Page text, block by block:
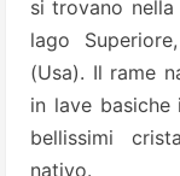
si trovano
lago
(Usa). Il rame
in lave
bellissimi
nativo.